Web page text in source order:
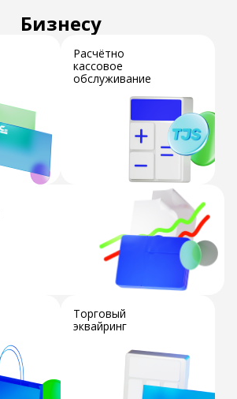
Бизнесу
Расчётно
кассовое
обслуживание
Торговый
эквайринг